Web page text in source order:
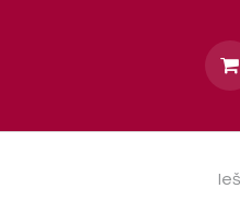
Kontaktai